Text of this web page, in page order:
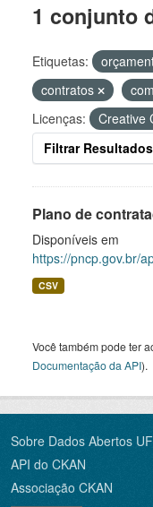
1 conjunto
Etiquetas:
contratos
Licenças:
Creative
Filtrar Resultados
Plano de
Disponíveis em
https://pncp.gov.br/
CSV
Você também pode ter
Documentação da API).
Sobre Dados Abertos
API do CKAN
Associação CKAN